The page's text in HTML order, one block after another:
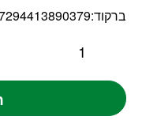
ברקוד: